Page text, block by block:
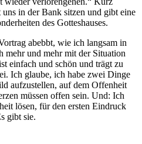
in der Bank sitzen und gibt eine
des Gotteshauses.
abebbt, wie ich langsam in
mehr und mehr mit der Situation
einfach und schön und trägt zu
Ich glaube, ich habe zwei Dinge
aufzustellen, auf dem Offenheit
müssen offen sein. Und: Ich
lösen, für den ersten Eindruck
gibt sie.